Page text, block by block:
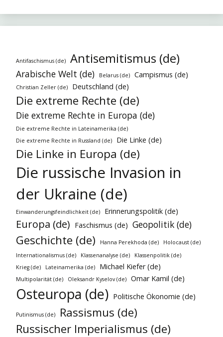
Antifaschismus (de) Antisemitismus (de)
Arabische Welt (de) Belarus (de) Campismus (de)
Christian Zeller (de) Deutschland (de)
Die extreme Rechte (de)
Die extreme Rechte in Europa (de)
Die extreme Rechte in Lateinamerika (de)
Die extreme Rechte in Russland (de)
Die Linke (de)
Die Linke in Europa (de)
Die russische Invasion in
der Ukraine (de)
Einwanderungsfeindlichkeit (de) Erinnerungspolitik (de)
Europa (de) Faschismus (de) Geopolitik (de)
Geschichte (de) Hanna Perekhoda (de)
Holocaust (de)
Internationalismus (de)
Klassenanalyse (de)
Klassenpolitik (de)
Krieg (de)
Lateinamerika (de) Michael Kiefer (de)
Multipolarität (de) Oleksandr Kyselov (de) Omar Kamil (de)
Osteuropa (de) Politische Ökonomie (de)
Putinismus (de)
Rassismus (de)
Russischer Imperialismus (de)